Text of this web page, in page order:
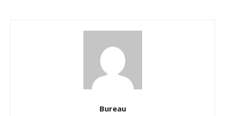
Bureau